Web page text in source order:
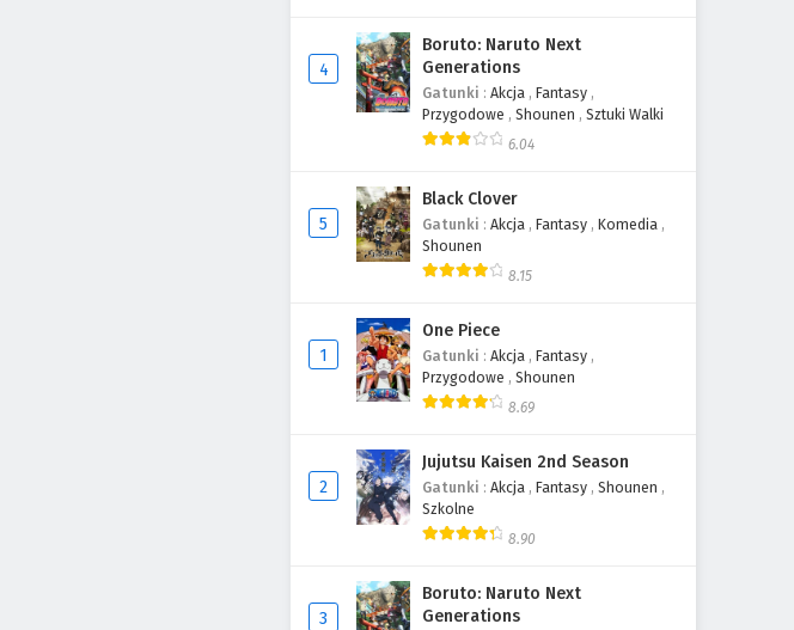
4
Boruto: Naruto Next
Generations
Gatunki : Akcja , Fantasy ,
Przygodowe , Shounen , Sztuki Walki
6.04
5
Black Clover
Gatunki : Akcja , Fantasy , Komedia ,
Shounen
8.15
1
One Piece
Gatunki : Akcja , Fantasy ,
Przygodowe , Shounen
8.69
2
Jujutsu Kaisen 2nd Season
Gatunki : Akcja , Fantasy , Shounen ,
Szkolne
8.90
3
Boruto: Naruto Next
Generations